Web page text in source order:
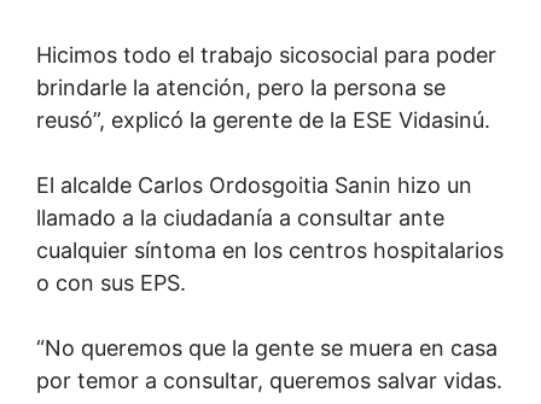
Hicimos todo el trabajo sicosocial para poder
brindarle la atención, pero la persona se
reusó”, explicó la gerente de la ESE Vidasinú.
El alcalde Carlos Ordosgoitia Sanin hizo un
llamado a la ciudadanía a consultar ante
cualquier síntoma en los centros hospitalarios
o con sus EPS.
“No queremos que la gente se muera en casa
por temor a consultar, queremos salvar vidas.